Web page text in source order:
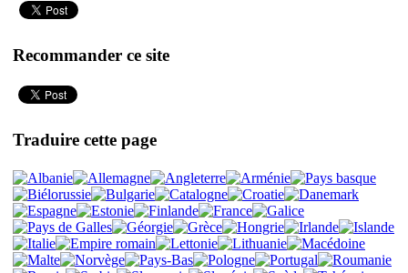
Recommander ce site
Traduire cette page